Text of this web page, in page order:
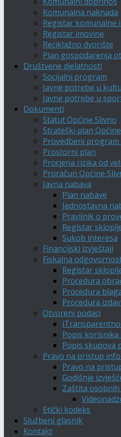
Komunalna naknada
Registar
Registar imovine
Reciklažno dvorište
Plan gospodarenja
Društvene djelatnosti
Socijalni program
Javne potrebe u
Javne potrebe u
Dokumenti
Statut Općine Slivno
Strateški plan
Provedbeni program
Prostorni plan
Procjena rizika od
Proračun Općine
Javna nabava
Plan nabave
Jednostavna
Pravilnik o
Registar
Sukob interesa
Financijski izvještaji
Fiskalna
Registar
Procedura
Procedura
Procedura
Otvoreni podaci
Popis korisnika
Popis skupova
Pravo na pristup
Pravo na
Godišnje
Zaštita
Etički kodeks
Službeni glasnik
Kontakt